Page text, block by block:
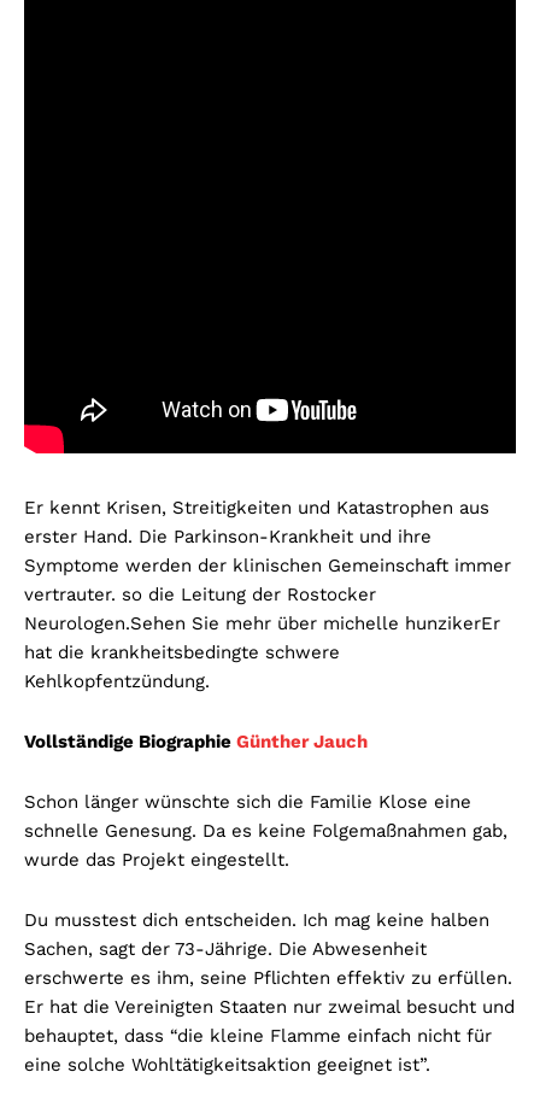
Er kennt Krisen, Streitigkeiten und Katastrophen aus
erster Hand. Die Parkinson-Krankheit und ihre
Symptome werden der klinischen Gemeinschaft immer
vertrauter. so die Leitung der Rostocker
Neurologen.Sehen Sie mehr über michelle hunzikerEr
hat die krankheitsbedingte schwere
Kehlkopfentzündung.
Vollständige Biographie Günther Jauch
Schon länger wünschte sich die Familie Klose eine
schnelle Genesung. Da es keine Folgemaßnahmen gab,
wurde das Projekt eingestellt.
Du musstest dich entscheiden. Ich mag keine halben
Sachen, sagt der 73-Jährige. Die Abwesenheit
erschwerte es ihm, seine Pflichten effektiv zu erfüllen.
Er hat die Vereinigten Staaten nur zweimal besucht und
behauptet, dass “die kleine Flamme einfach nicht für
eine solche Wohltätigkeitsaktion geeignet ist”.